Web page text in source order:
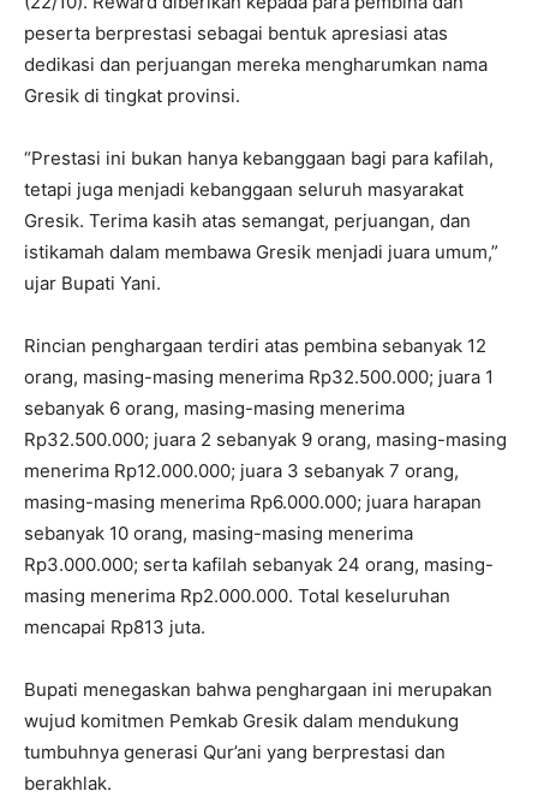
peserta berprestasi sebagai bentuk apresiasi atas
dedikasi dan perjuangan mereka mengharumkan nama
Gresik di tingkat provinsi.
“Prestasi ini bukan hanya kebanggaan bagi para kafilah,
tetapi juga menjadi kebanggaan seluruh masyarakat
Gresik. Terima kasih atas semangat, perjuangan, dan
istikamah dalam membawa Gresik menjadi juara umum,”
ujar Bupati Yani.
Rincian penghargaan terdiri atas pembina sebanyak 12
orang, masing-masing menerima Rp32.500.000; juara 1
sebanyak 6 orang, masing-masing menerima
Rp32.500.000; juara 2 sebanyak 9 orang, masing-masing
menerima Rp12.000.000; juara 3 sebanyak 7 orang,
masing-masing menerima Rp6.000.000; juara harapan
sebanyak 10 orang, masing-masing menerima
Rp3.000.000; serta kafilah sebanyak 24 orang, masing-
masing menerima Rp2.000.000. Total keseluruhan
mencapai Rp813 juta.
Bupati menegaskan bahwa penghargaan ini merupakan
wujud komitmen Pemkab Gresik dalam mendukung
tumbuhnya generasi Qur’ani yang berprestasi dan
berakhlak.